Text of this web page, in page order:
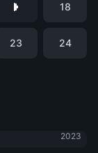
18
23 24
2023